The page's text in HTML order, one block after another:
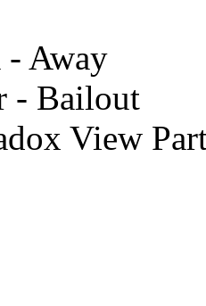
Away
- Bailout
View